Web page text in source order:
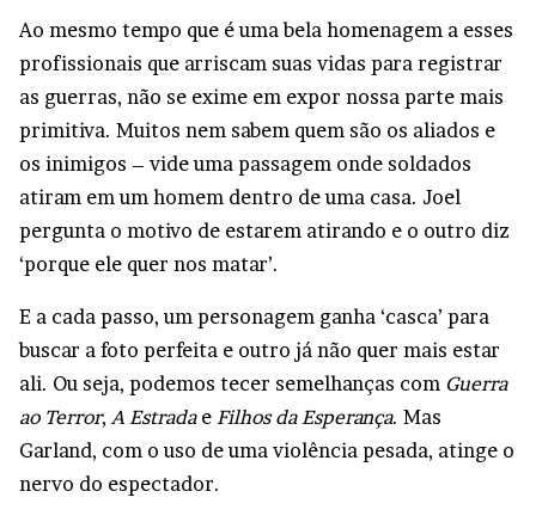
Ao mesmo tempo que é uma bela homenagem a esses
profissionais que arriscam suas vidas para registrar
as guerras, não se exime em expor nossa parte mais
primitiva. Muitos nem sabem quem são os aliados e
os inimigos – vide uma passagem onde soldados
atiram em um homem dentro de uma casa. Joel
pergunta o motivo de estarem atirando e o outro diz
‘porque ele quer nos matar’.
E a cada passo, um personagem ganha ‘casca’ para
buscar a foto perfeita e outro já não quer mais estar
ali. Ou seja, podemos tecer semelhanças com Guerra
ao Terror, A Estradae Filhos da Esperança. Mas
Garland, com o uso de uma violência pesada, atinge o
nervo do espectador.